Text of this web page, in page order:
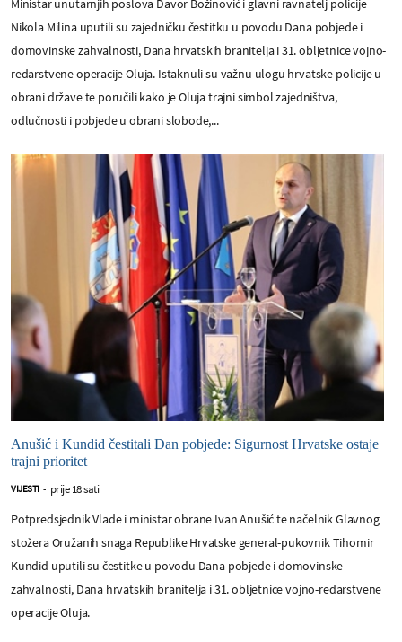
Ministar unutarnjih poslova Davor Božinović i glavni ravnatelj policije
Nikola Milina uputili su zajedničku čestitku u povodu Dana pobjede i
domovinske zahvalnosti, Dana hrvatskih branitelja i 31. obljetnice vojno-
redarstvene operacije Oluja. Istaknuli su važnu ulogu hrvatske policije u
obrani države te poručili kako je Oluja trajni simbol zajedništva,
odlučnosti i pobjede u obrani slobode,...
Anušić i Kundid čestitali Dan pobjede: Sigurnost Hrvatske ostaje
trajni prioritet
VIJESTI - prije 18 sati
Potpredsjednik Vlade i ministar obrane Ivan Anušić te načelnik Glavnog
stožera Oružanih snaga Republike Hrvatske general-pukovnik Tihomir
Kundid uputili su čestitke u povodu Dana pobjede i domovinske
zahvalnosti, Dana hrvatskih branitelja i 31. obljetnice vojno-redarstvene
operacije Oluja.